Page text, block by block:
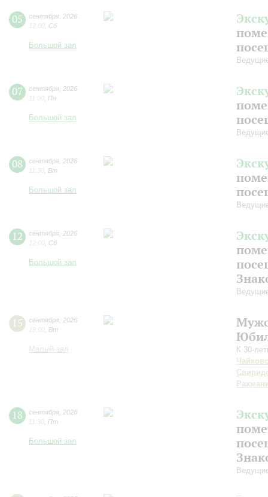
05 сентября 2026
12:00 Сб
Большой зал
07 сентября 2026
11:00 Пн
Большой зал
08 сентября 2026
11:30 Вт
Большой зал
12 сентября 2026
12:00 Сб
Большой зал
15 сентября 2026
19:00 Вт
Малый зал
К 30-
18 сентября 2026
11:30 Пт
Большой зал